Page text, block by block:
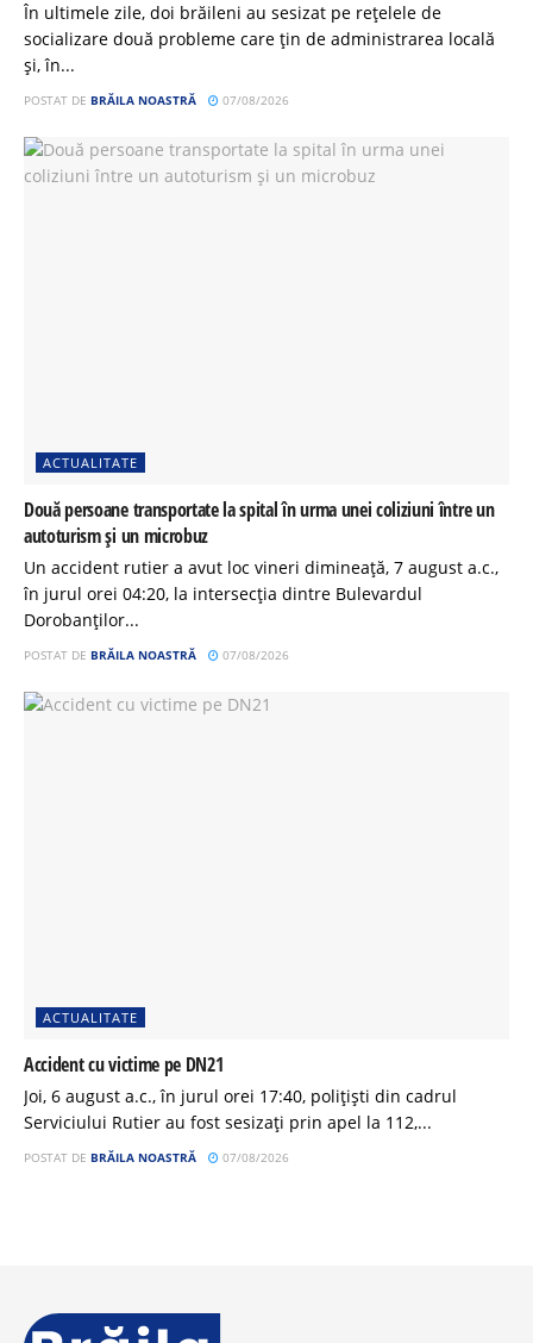
În ultimele zile, doi brăileni au sesizat pe rețelele de
socializare două probleme care țin de administrarea locală
și, în...
POSTAT DE BRĂILA NOASTRĂ 07/08/2026
ACTUALITATE
Două persoane transportate la spital în urma unei coliziuni între un
autoturism și un microbuz
Un accident rutier a avut loc vineri dimineață, 7 august a.c.,
în jurul orei 04:20, la intersecția dintre Bulevardul
Dorobanților...
POSTAT DE BRĂILA NOASTRĂ 07/08/2026
ACTUALITATE
Accident cu victime pe DN21
Joi, 6 august a.c., în jurul orei 17:40, polițiști din cadrul
Serviciului Rutier au fost sesizați prin apel la 112,...
POSTAT DE BRĂILA NOASTRĂ 07/08/2026